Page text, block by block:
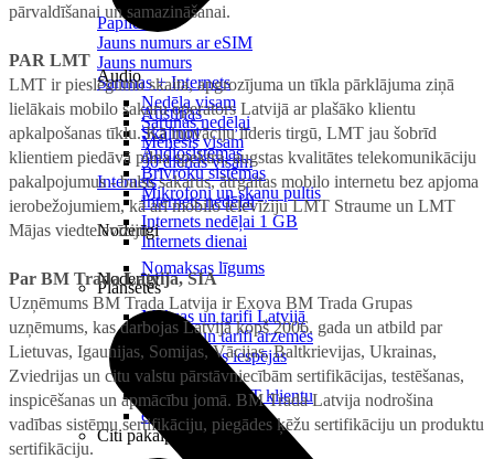
Papildināt
Jauns numurs ar eSIM
Jauns numurs
Sarunas + Internets
Nedēļa visam
Sarunas nedēļai
Mēnesis visam
90 dienas visam
Internets
Internets nedēļai
Internets nedēļai 1 GB
Internets dienai
Noderīgi
Maksas un tarifi Latvijā
Maksas un tarifi ārzemēs
LMT Kartes iespējas
Kur nopirkt
Kā kļūt par LMT klientu
eSIM tehnoloģija
Citi pakalpojumi
Audio
Austiņas
Skaļruņi
Audiosistēmas
Brīvroku sistēmas
Mikrofoni un skaņu pultis
Noderīgi
Nomaksas līgums
Planšetes
pārvaldīšanai un samazināšanai.
PAR LMT
LMT ir pieslēgumu skaita, apgrozījuma un tīkla pārklājuma ziņā
lielākais mobilo sakaru operators Latvijā ar plašāko klientu
apkalpošanas tīklu. Kā inovāciju līderis tirgū, LMT jau šobrīd
klientiem piedāvā pilna spektra, augstas kvalitātes telekomunikāciju
pakalpojumus - balss sakarus, ātrgaitas mobilo internetu bez apjoma
ierobežojumiem, kā arī mobilo televīziju LMT Straume un LMT
Mājas viedtelevīziju.
Par BM Trada Latvija, SIA
Uzņēmums BM Trada Latvija ir Exova BM Trada Grupas
uzņēmums, kas darbojas Latvijā kopš 2006. gada un atbild par
Lietuvas, Igaunijas, Somijas, Vācijas, Baltkrievijas, Ukrainas,
Zviedrijas un citu valstu pārstāvniecībām sertifikācijas, testēšanas,
inspicēšanas un apmācību jomā. BM Trada Latvija nodrošina
vadības sistēmu sertifikāciju, piegādes ķēžu sertifikāciju un produktu
sertifikāciju.